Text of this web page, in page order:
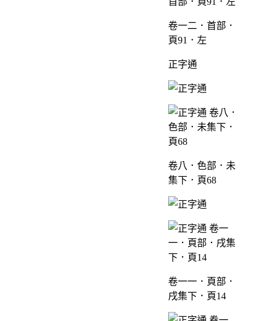
卷一二．首部．
頁91．左
正字通
卷八．色部．未
集下．頁68
卷一一．頁部．
戌集下．頁14